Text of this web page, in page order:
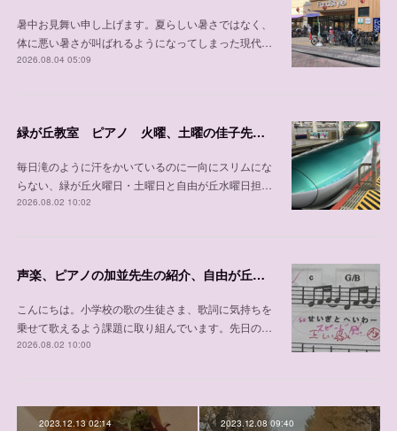
暑中お見舞い申し上げます。夏らしい暑さではなく、
体に悪い暑さが叫ばれるようになってしまった現代…
2026.08.04 05:09
緑が丘教室 ピアノ 火曜、土曜の佳子先生の紹介
毎日滝のように汗をかいているのに一向にスリムにな
らない、緑が丘火曜日・土曜日と自由が丘水曜日担…
2026.08.02 10:02
声楽、ピアノの加並先生の紹介、自由が丘教室 木曜日、 土曜日、日曜日/緑が丘教室 金曜日
こんにちは。小学校の歌の生徒さま、歌詞に気持ちを
乗せて歌えるよう課題に取り組んでいます。先日の…
2026.08.02 10:00
2023.12.13 02:14 2023.12.08 09:40